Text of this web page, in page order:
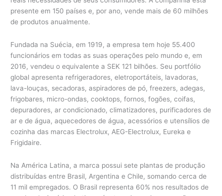
presente em 150 países e, por ano, vende mais de 60 milhões
de produtos anualmente.
Fundada na Suécia, em 1919, a empresa tem hoje 55.400
funcionários em todas as suas operações pelo mundo e, em
2016, vendeu o equivalente a SEK 121 bilhões. Seu portfólio
global apresenta refrigeradores, eletroportáteis, lavadoras,
lava-louças, secadoras, aspiradores de pó, freezers, adegas,
frigobares, micro-ondas, cooktops, fornos, fogões, coifas,
depuradores, ar condicionado, climatizadores, purificadores de
ar e de água, aquecedores de água, acessórios e utensílios de
cozinha das marcas Electrolux, AEG-Electrolux, Eureka e
Frigidaire.
Na América Latina, a marca possui sete plantas de produção
distribuídas entre Brasil, Argentina e Chile, somando cerca de
11 mil empregados. O Brasil representa 60% nos resultados de